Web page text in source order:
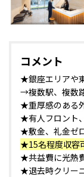
コメント
★銀座エリアや
→複数駅、複数
★重厚感のある
★有人フロント
★敷金、礼金ゼ
★15名程度収容
★共益費に光熱
★退去時クリー